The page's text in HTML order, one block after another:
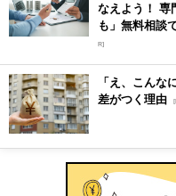
なえよう！ 専
も」無料相談
R]
「え、こんな
差がつく理由